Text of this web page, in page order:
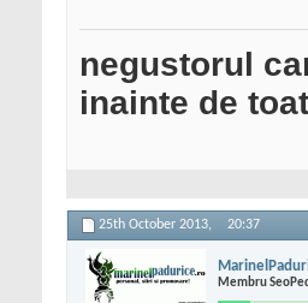
negustorul
inainte de
25th October 2013, 20:37
Membru